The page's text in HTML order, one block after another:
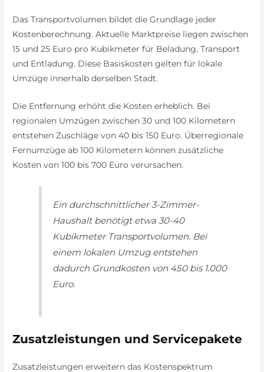
Das Transportvolumen bildet die Grundlage jeder
Kostenberechnung. Aktuelle Marktpreise liegen zwischen
15 und 25 Euro pro Kubikmeter für Beladung, Transport
und Entladung. Diese Basiskosten gelten für lokale
Umzüge innerhalb derselben Stadt.
Die Entfernung erhöht die Kosten erheblich. Bei
regionalen Umzügen zwischen 30 und 100 Kilometern
entstehen Zuschläge von 40 bis 150 Euro. Überregionale
Fernumzüge ab 100 Kilometern können zusätzliche
Kosten von 100 bis 700 Euro verursachen.
Ein durchschnittlicher 3-Zimmer-
Haushalt benötigt etwa 30-40
Kubikmeter Transportvolumen. Bei
einem lokalen Umzug entstehen
dadurch Grundkosten von 450 bis 1.000
Euro.
Zusatzleistungen und Servicepakete
Zusatzleistungen erweitern das Kostenspektrum